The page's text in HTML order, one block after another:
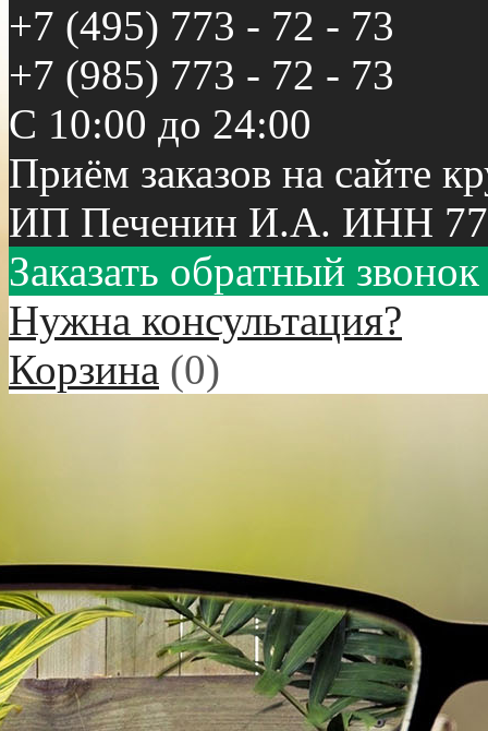
+7 (495) 773 - 72 - 73
+7 (985) 773 - 72 - 73
С 10:00 до 24:00
Приём заказов на сайте
ИП Печенин И.А. ИНН
Заказать обратный звонок
Нужна консультация?
Корзина (0)